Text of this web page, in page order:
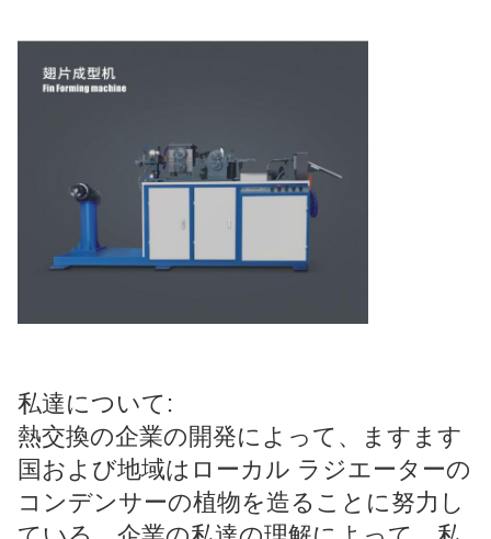
私達について:
熱交換の企業の開発によって、ますます
国および地域はローカル ラジエーターの
コンデンサーの植物を造ることに努力し